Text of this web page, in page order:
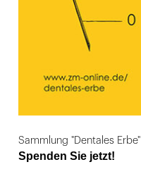
Sammlung "Dentales Erbe"
Spenden Sie jetzt!